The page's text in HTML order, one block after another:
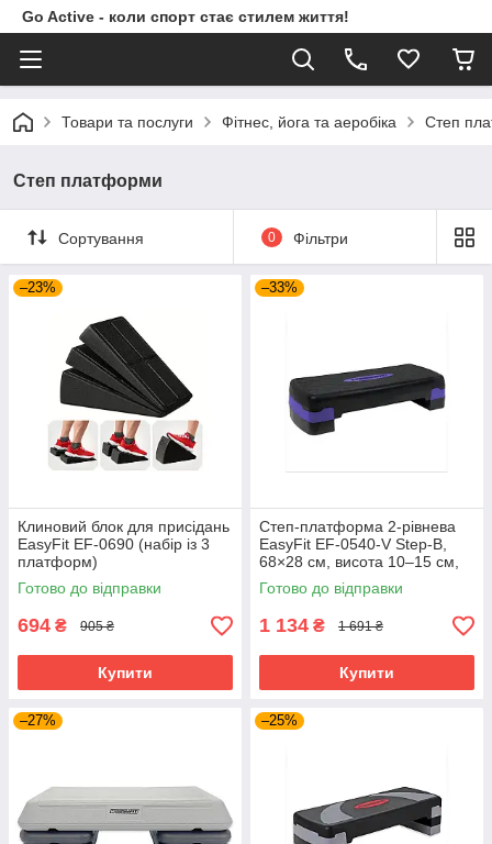
Go Active - коли спорт стає стилем життя!
Товари та послуги Фітнес, йога та аеробіка Степ
Степ платформи
Сортування 0 Фільтри
–23%
Клиновий блок для присідань
EasyFit EF-0690 (набір із 3
платформ)
Готово до відправки
694 ₴ 905 ₴
Купити
–33%
Степ-платформа 2-рівнева
EasyFit EF-0540-V Step-B,
68×28 см, висота 10–15 см,
чорно-фіолетова — для
фітнесу та аеробіки
Готово до відправки
1 134 ₴ 1 691 ₴
Купити
–27% –25%